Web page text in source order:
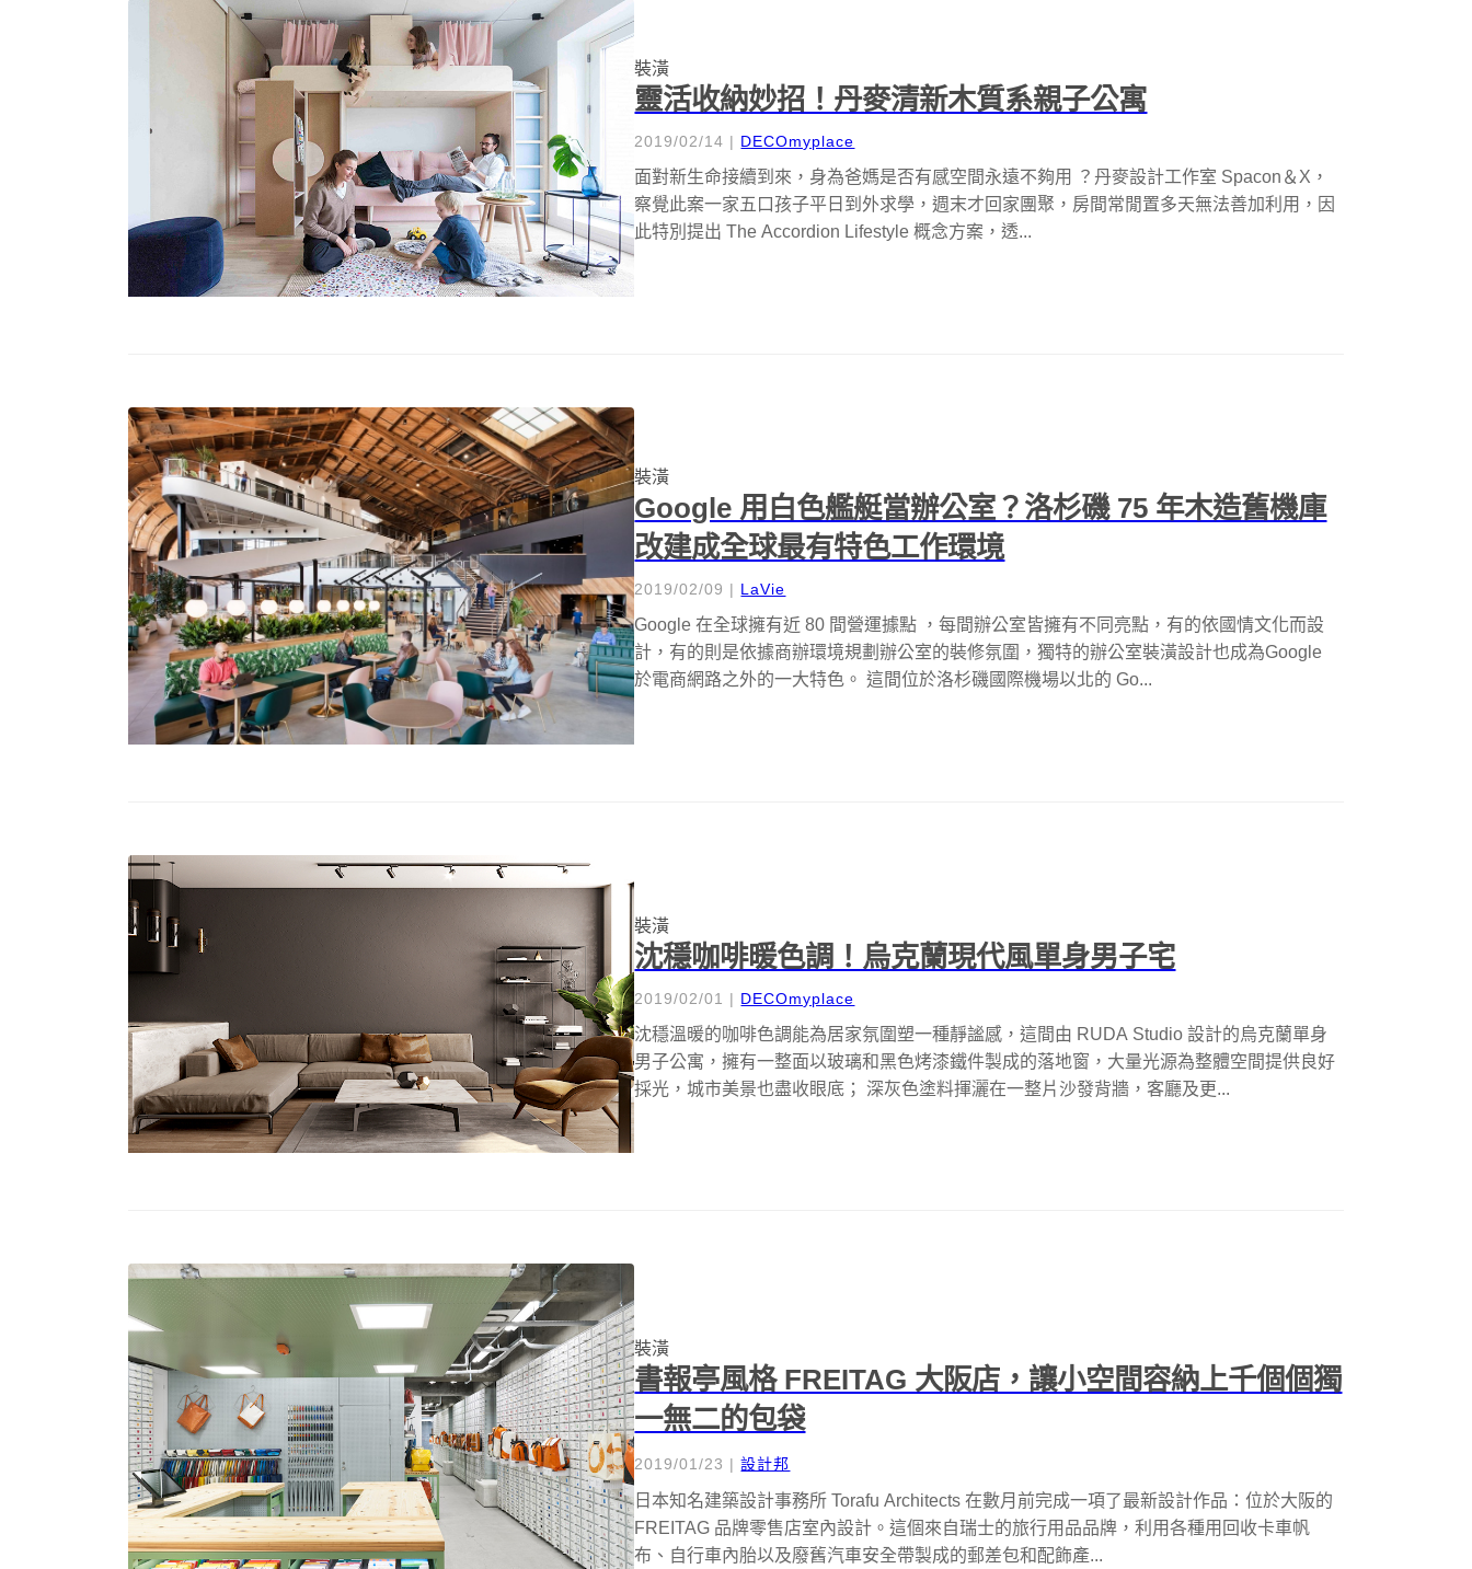
裝潢
靈活收納妙招！丹麥清新木質系親子公寓
2019/02/14 | DECOmyplace
面對新生命接續到來，身為爸媽是否有感空間永遠不夠用 ？丹麥設計工作室 Spacon＆X，
察覺此案一家五口孩子平日到外求學，週末才回家團聚，房間常閒置多天無法善加利用，因
此特別提出 The Accordion Lifestyle 概念方案，透...
裝潢
Google 用白色艦艇當辦公室？洛杉磯 75 年木造舊機庫
改建成全球最有特色工作環境
2019/02/09 | LaVie
Google 在全球擁有近 80 間營運據點 ，每間辦公室皆擁有不同亮點，有的依國情文化而設
計，有的則是依據商辦環境規劃辦公室的裝修氛圍，獨特的辦公室裝潢設計也成為Google
於電商網路之外的一大特色。 這間位於洛杉磯國際機場以北的 Go...
裝潢
沈穩咖啡暖色調！烏克蘭現代風單身男子宅
2019/02/01 | DECOmyplace
沈穩溫暖的咖啡色調能為居家氛圍塑一種靜謐感，這間由 RUDA Studio 設計的烏克蘭單身
男子公寓，擁有一整面以玻璃和黑色烤漆鐵件製成的落地窗，大量光源為整體空間提供良好
採光，城市美景也盡收眼底； 深灰色塗料揮灑在一整片沙發背牆，客廳及更...
裝潢
書報亭風格 FREITAG 大阪店，讓小空間容納上千個個獨
一無二的包袋
2019/01/23 |設計邦
日本知名建築設計事務所 Torafu Architects 在數月前完成一項了最新設計作品：位於大阪的
FREITAG 品牌零售店室內設計。這個來自瑞士的旅行用品品牌，利用各種用回收卡車帆
布、自行車內胎以及廢舊汽車安全帶製成的郵差包和配飾產...